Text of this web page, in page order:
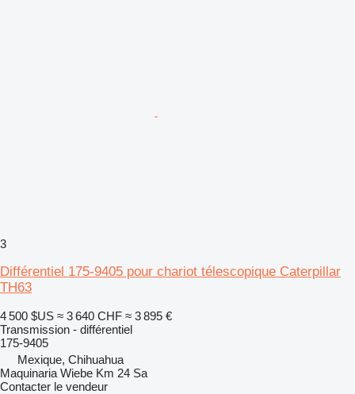
3
Différentiel 175-9405 pour chariot télescopique Caterpillar
TH63
4 500 $US ≈ 3 640 CHF ≈ 3 895 €
Transmission - différentiel
175-9405
Mexique, Chihuahua
Maquinaria Wiebe Km 24 Sa
Contacter le vendeur